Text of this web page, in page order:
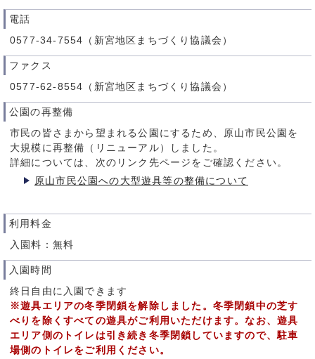
電話
0577-34-7554（新宮地区まちづくり協議会）
ファクス
0577-62-8554（新宮地区まちづくり協議会）
公園の再整備
市民の皆さまから望まれる公園にするため、原山市民公園を
大規模に再整備（リニューアル）しました。
詳細については、次のリンク先ページをご確認ください。
原山市民公園への大型遊具等の整備について
利用料金
入園料：無料
入園時間
終日自由に入園できます
※遊具エリアの冬季閉鎖を解除しました。冬季閉鎖中の芝す
べりを除くすべての遊具がご利用いただけます。なお、遊具
エリア側のトイレは引き続き冬季閉鎖していますので、 駐車
場側のトイレをご利用ください。